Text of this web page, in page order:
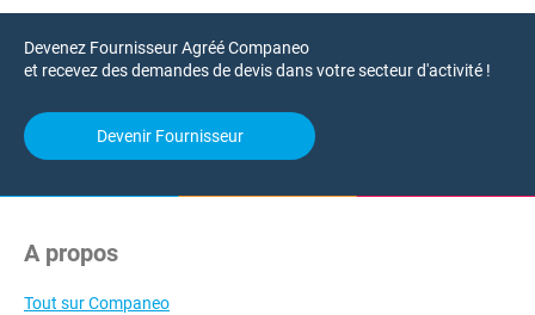
Devenez Fournisseur Agréé Companeo
et recevez des demandes de devis dans votre secteur d'activité !
Devenir Fournisseur
A propos
Tout sur Companeo